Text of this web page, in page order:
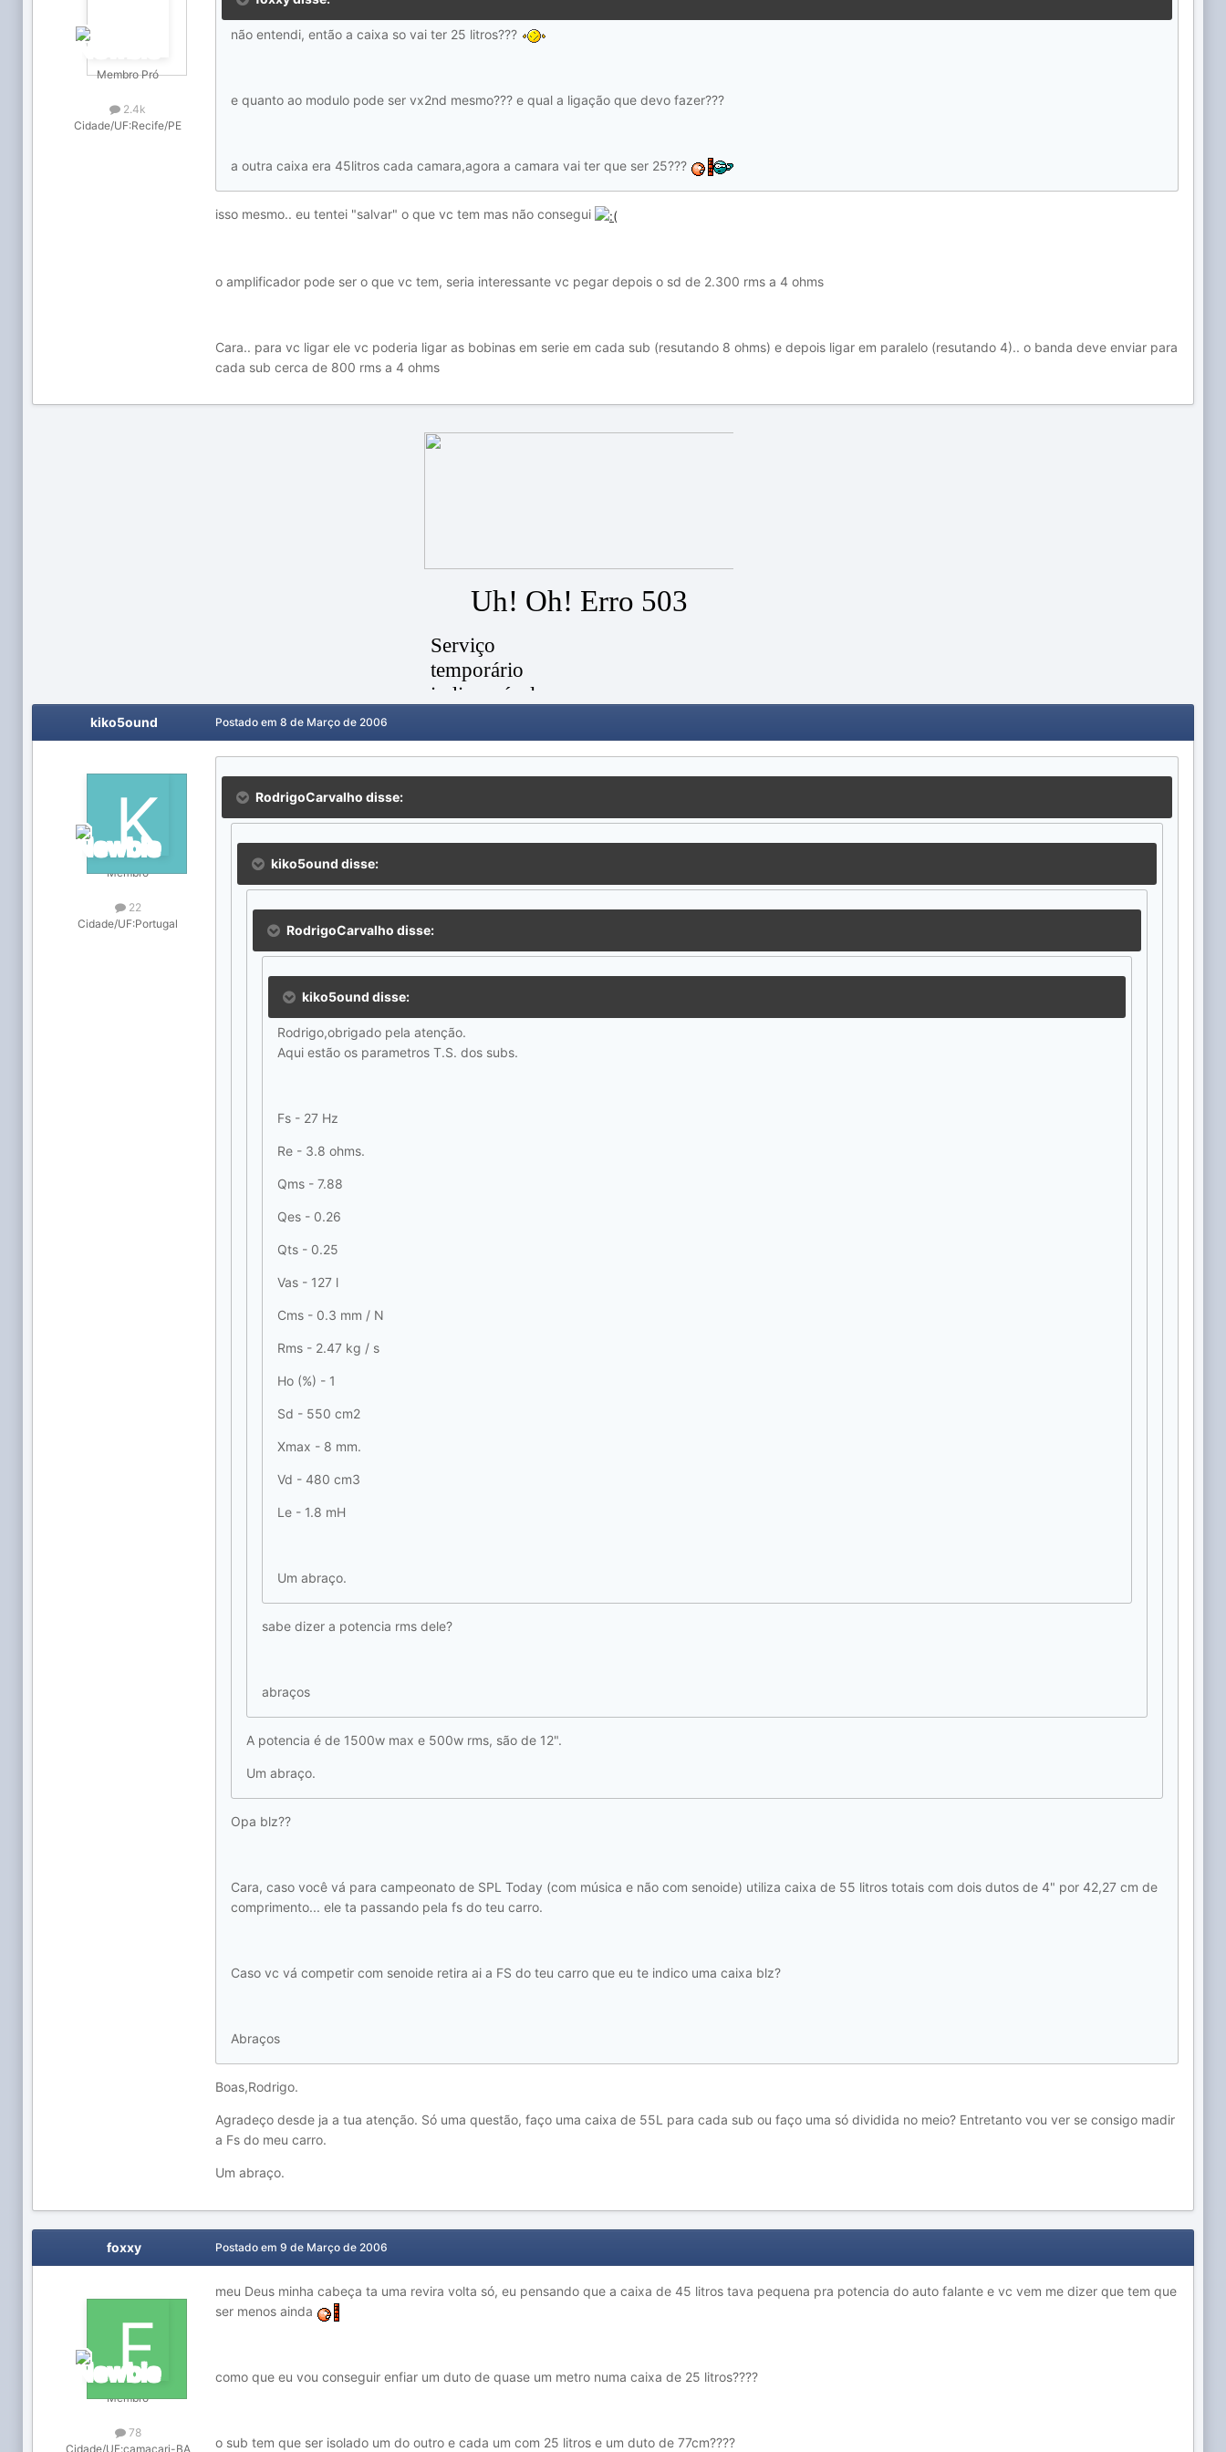
Membro Pró
2.4k
Cidade/UF:Recife/PE
não entendi, então a caixa so vai ter 25 litros???
e quanto ao modulo pode ser vx2nd mesmo??? e qual a ligação que devo fazer???
a outra caixa era 45litros cada camara,agora a camara vai ter que ser 25???
isso mesmo.. eu tentei "salvar" o que vc tem mas não consegui
o amplificador pode ser o que vc tem, seria interessante vc pegar depois o sd de 2.300 rms a 4 ohms
Cara.. para vc ligar ele vc poderia ligar as bobinas em serie em cada sub (resutando 8 ohms) e depois ligar em paralelo (resutando 4).. o banda deve enviar para
cada sub cerca de 800 rms a 4 ohms
kiko5ound
Membro
22
Cidade/UF:Portugal
Postado em 8 de Março de 2006
RodrigoCarvalho disse:
kiko5ound disse:
RodrigoCarvalho disse:
kiko5ound disse:
Rodrigo,obrigado pela atenção.
Aqui estão os parametros T.S. dos subs.
Fs - 27 Hz
Re - 3.8 ohms.
Qms - 7.88
Qes - 0.26
Qts - 0.25
Vas - 127 l
Cms - 0.3 mm / N
Rms - 2.47 kg / s
Ho (%) - 1
Sd - 550 cm2
Xmax - 8 mm.
Vd - 480 cm3
Le - 1.8 mH
Um abraço.
sabe dizer a potencia rms dele?
abraços
A potencia é de 1500w max e 500w rms, são de 12".
Um abraço.
Opa blz??
Cara, caso você vá para campeonato de SPL Today (com música e não com senoide) utiliza caixa de 55 litros totais com dois dutos de 4" por 42,27 cm de
comprimento... ele ta passando pela fs do teu carro.
Caso vc vá competir com senoide retira ai a FS do teu carro que eu te indico uma caixa blz?
Abraços
Boas,Rodrigo.
Agradeço desde ja a tua atenção. Só uma questão, faço uma caixa de 55L para cada sub ou faço uma só dividida no meio? Entretanto vou ver se consigo madir
a Fs do meu carro.
Um abraço.
foxxy
Membro
78
Cidade/UF:camaçari-BA
Postado em 9 de Março de 2006
meu Deus minha cabeça ta uma revira volta só, eu pensando que a caixa de 45 litros tava pequena pra potencia do auto falante e vc vem me dizer que tem que
ser menos ainda
como que eu vou conseguir enfiar um duto de quase um metro numa caixa de 25 litros????
o sub tem que ser isolado um do outro e cada um com 25 litros e um duto de 77cm????